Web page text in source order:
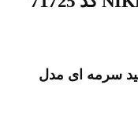
سرمه ای مدل